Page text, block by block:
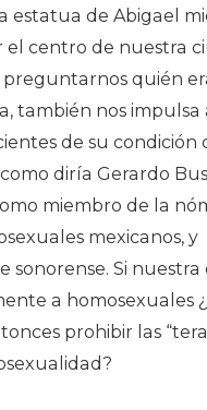
estatua de Abigael
el centro de nuestra
preguntarnos quién
también nos impulsa
de su condición
diría Gerardo
miembro de la
mexicanos, y
sonorense. Si nuestra
a homosexuales
prohibir las